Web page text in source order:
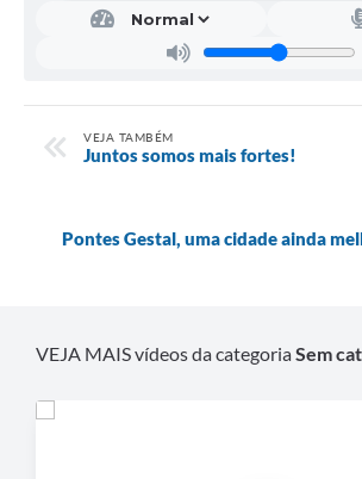
VEJA TAMBÉM
Juntos somos mais fortes!
Pontes Gestal, uma cidade ainda
VEJA MAIS vídeos da categoriaSem